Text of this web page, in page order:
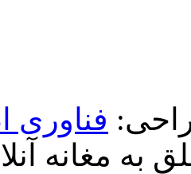
فناوری
به مغانه